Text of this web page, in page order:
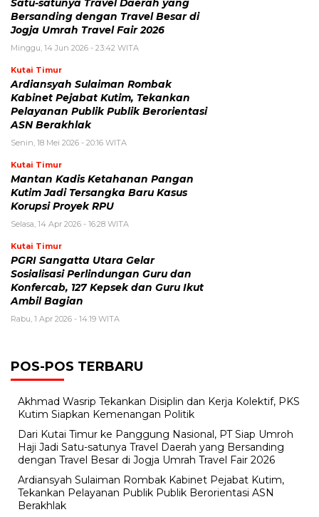
Satu-satunya Travel Daerah yang
Bersanding dengan Travel Besar di
Jogja Umrah Travel Fair 2026
Minggu, 14 Jun 2026 - 23:42 WITA
Kutai Timur
Ardiansyah Sulaiman Rombak
Kabinet Pejabat Kutim, Tekankan
Pelayanan Publik Publik Berorientasi
ASN Berakhlak
Senin, 18 Mei 2026 - 20:16 WITA
Kutai Timur
Mantan Kadis Ketahanan Pangan
Kutim Jadi Tersangka Baru Kasus
Korupsi Proyek RPU
Selasa, 14 Apr 2026 - 16:28 WITA
Kutai Timur
PGRI Sangatta Utara Gelar
Sosialisasi Perlindungan Guru dan
Konfercab, 127 Kepsek dan Guru Ikut
Ambil Bagian
Rabu, 1 Apr 2026 - 14:19 WITA
POS-POS TERBARU
Akhmad Wasrip Tekankan Disiplin dan Kerja Kolektif, PKS
Kutim Siapkan Kemenangan Politik
Dari Kutai Timur ke Panggung Nasional, PT Siap Umroh
Haji Jadi Satu-satunya Travel Daerah yang Bersanding
dengan Travel Besar di Jogja Umrah Travel Fair 2026
Ardiansyah Sulaiman Rombak Kabinet Pejabat Kutim,
Tekankan Pelayanan Publik Publik Berorientasi ASN
Berakhlak